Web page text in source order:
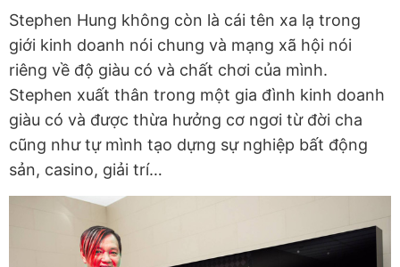
Stephen Hung không còn là cái tên xa lạ trong
giới kinh doanh nói chung và mạng xã hội nói
riêng về độ giàu có và chất chơi của mình.
Stephen xuất thân trong một gia đình kinh doanh
giàu có và được thừa hưởng cơ ngơi từ đời cha
cũng như tự mình tạo dựng sự nghiệp bất động
sản, casino, giải trí…